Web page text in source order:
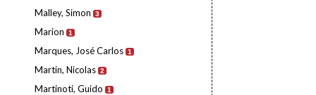
Malley, Simon 3
Marion 1
Marques, José Carlos 1
Martin, Nicolas 2
Martinoti, Guido 1